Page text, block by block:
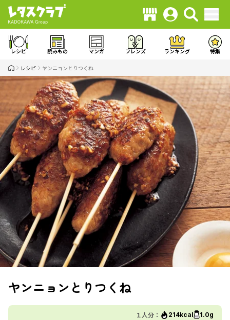
レシピ 読みもの マンガ フレンズ ランキング 特集
レシピ ヤンニョンとりつくね
ヤンニョンとりつくね
１人分： 214kcal 1.0g